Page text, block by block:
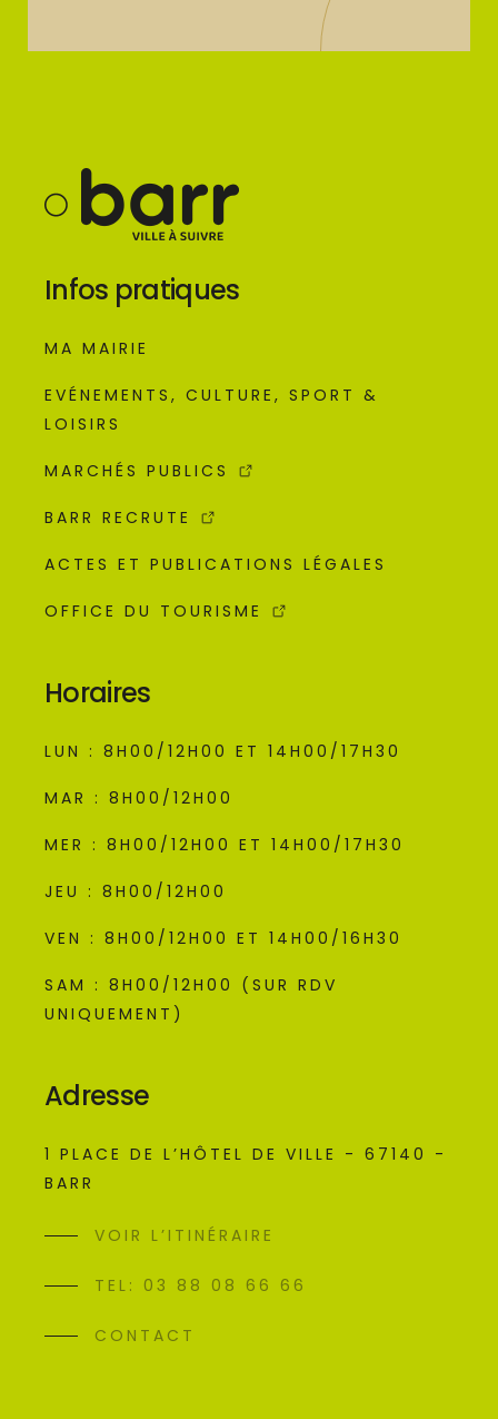
Infos pratiques
MA MAIRIE
EVÉNEMENTS, CULTURE, SPORT &
LOISIRS
MARCHÉS PUBLICS
BARR RECRUTE
ACTES ET PUBLICATIONS LÉGALES
OFFICE DU TOURISME
Horaires
LUN : 8H00/12H00 ET 14H00/17H30
MAR : 8H00/12H00
MER : 8H00/12H00 ET 14H00/17H30
JEU : 8H00/12H00
VEN : 8H00/12H00 ET 14H00/16H30
SAM : 8H00/12H00 (SUR RDV
UNIQUEMENT)
Adresse
1 PLACE DE L’HÔTEL DE VILLE - 67140 -
BARR
VOIR L’ITINÉRAIRE
TEL: 03 88 08 66 66
CONTACT